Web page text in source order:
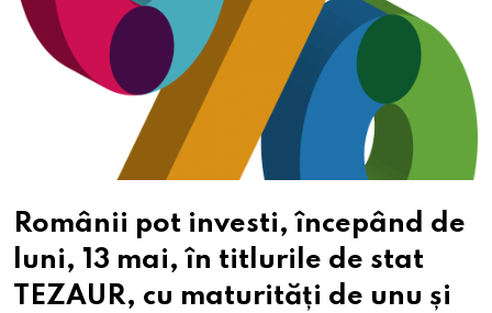
Românii pot investi, începând de
luni, 13 mai, în titlurile de stat
TEZAUR, cu maturități de unu și